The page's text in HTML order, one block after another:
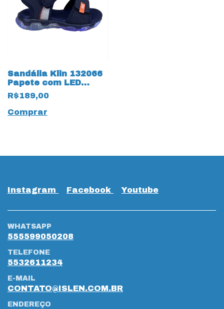
Sandália Klin 132066
Papete com LED
17692 Marinho
R$189,00
Comprar
Instagram Facebook Youtube
WHATSAPP
555599050208
TELEFONE
5532611234
E-MAIL
CONTATO@ISLEN.COM.BR
ENDEREÇO